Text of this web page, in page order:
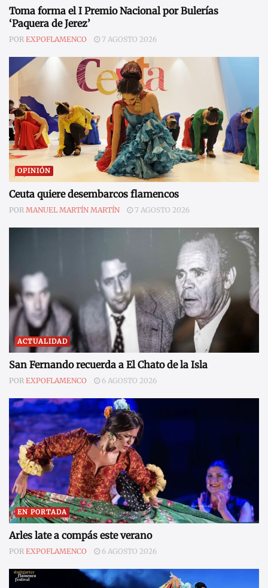
Toma forma el I Premio Nacional por Bulerías
‘Paquera de Jerez’
POR EXPOFLAMENCO 7 AGOSTO 2026
OPINIÓN
Ceuta quiere desembarcos flamencos
POR MANUEL MARTÍN MARTÍN 7 AGOSTO 2026
ACTUALIDAD
San Fernando recuerda a El Chato de la Isla
POR EXPOFLAMENCO 6 AGOSTO 2026
EN PORTADA
Arles late a compás este verano
POR EXPOFLAMENCO 6 AGOSTO 2026